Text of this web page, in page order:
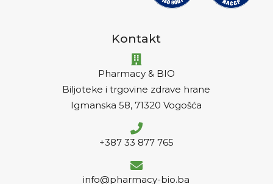
Kontakt
Pharmacy & BIO
Biljoteke i trgovine zdrave hrane
Igmanska 58, 71320 Vogošća
+387 33 877 765
info@pharmacy-bio.ba